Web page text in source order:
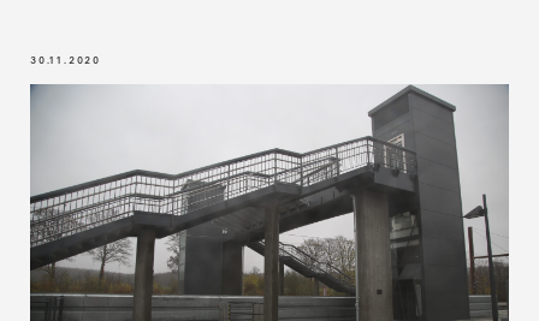
30.11.2020